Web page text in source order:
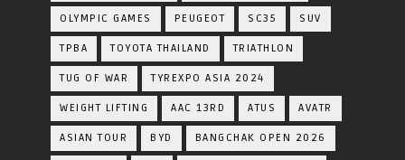
OLYMPIC GAMES PEUGEOT SC35 SUV
TPBA TOYOTA​ THAILAND​ TRIATHLON
TUG OF WAR TYREXPO ASIA 2024
WEIGHT LIFTING AAC 13RD ATUS AVATR
ASIAN TOUR BYD BANGCHAK OPEN 2026